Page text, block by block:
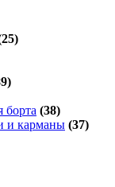
борта (38)
и карманы (37)